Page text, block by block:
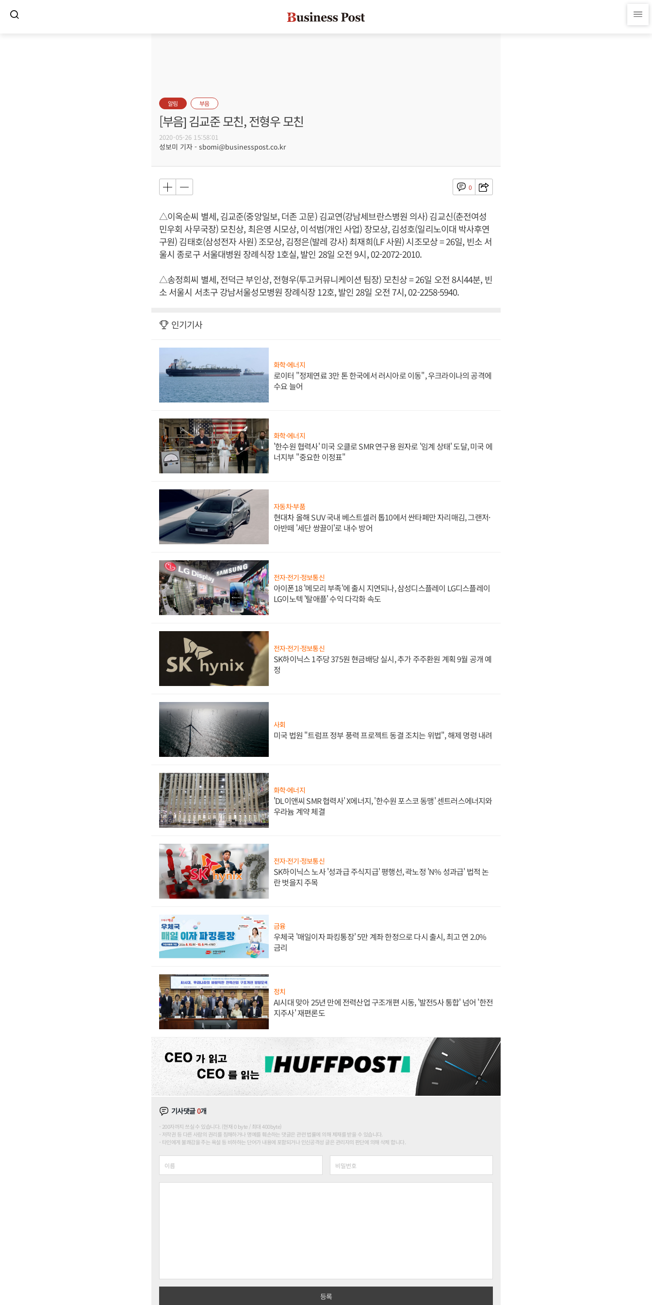
알림 부음
[부음] 김교준 모친, 전형우 모친
2020-05-26 15:58:01
성보미 기자 - sbomi@businesspost.co.kr
0
△이옥순씨 별세, 김교준(중앙일보, 더존 고문) 김교연(강남세브란스병원 의사) 김교신(춘전여성
민우회 사무국장) 모친상, 최은영 시모상, 이석범(개인 사업) 장모상, 김성호(일리노이대 박사후연
구원) 김태호(삼성전자 사원) 조모상, 김정은(발레 강사) 최재희(LF 사원) 시조모상 = 26일, 빈소 서
울시 종로구 서울대병원 장례식장 1호실, 발인 28일 오전 9시, 02-2072-2010.
△송정희씨 별세, 전덕근 부인상, 전형우(투고커뮤니케이션 팀장) 모친상 = 26일 오전 8시44분, 빈
소 서울시 서초구 강남서울성모병원 장례식장 12호, 발인 28일 오전 7시, 02-2258-5940.
인기기사
화학·에너지
로이터 "정제연료 3만 톤 한국에서 러시아로 이동", 우크라이나의 공격에
수요 늘어
화학·에너지
'한수원 협력사' 미국 오클로 SMR 연구용 원자로 '임계 상태' 도달, 미국 에
너지부 "중요한 이정표"
자동차·부품
현대차 올해 SUV 국내 베스트셀러 톱10에서 싼타페만 자리매김, 그랜저·
아반떼 '세단 쌍끌이'로 내수 방어
전자·전기·정보통신
아이폰18 '메모리 부족'에 출시 지연되나, 삼성디스플레이 LG디스플레이
LG이노텍 '탈애플' 수익 다각화 속도
전자·전기·정보통신
SK하이닉스 1주당 375원 현금배당 실시, 추가 주주환원 계획 9월 공개 예
정
사회
미국 법원 "트럼프 정부 풍력 프로젝트 동결 조치는 위법", 해제 명령 내려
화학·에너지
'DL이앤씨 SMR 협력사' X에너지, '한수원 포스코 동맹' 센트러스에너지와
우라늄 계약 체결
전자·전기·정보통신
SK하이닉스 노사 '성과급 주식지급' 평행선, 곽노정 'N% 성과급' 법적 논
란 벗을지 주목
금융
우체국 '매일이자 파킹통장' 5만 계좌 한정으로 다시 출시, 최고 연 2.0%
금리
정치
AI시대 맞아 25년 만에 전력산업 구조개편 시동, '발전5사 통합' 넘어 '한전
지주사' 재편론도
기사댓글0개
200자까지 쓰실 수 있습니다. (현재 0 byte / 최대 400byte)
저작권 등 다른 사람의 권리를 침해하거나 명예를 훼손하는 댓글은 관련 법률에 의해 제재를 받을 수 있습니다.
타인에게 불쾌감을 주는 욕설 등 비하하는 단어가 내용에 포함되거나 인신공격성 글은 관리자의 판단에 의해 삭제 합니다.